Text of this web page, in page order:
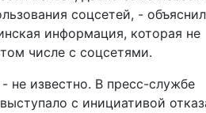
соцсетей, -
информация, которая не
числе с соцсетями.
не известно. В пресс-службе
с инициативой